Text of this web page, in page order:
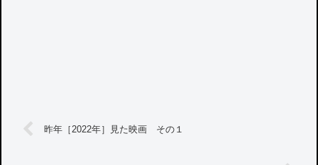
昨年［2022年］見た映画 その１